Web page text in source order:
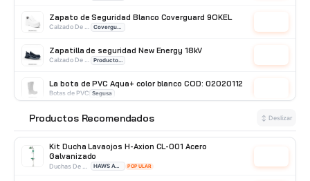
Zapato de Seguridad Blanco Coverguard 9OKEL
Zapatilla de seguridad New Energy 18kV
La bota de PVC Aqua+ color blanco COD: 02020112
Botas de PVC Segusa
Botín road antiestático, puntera y plantilla de
acero GX
Botín Punta de Acero GX
Productos Recomendados ↕ Deslizar
Kit Ducha Lavaojos H-Axion CL-001 Acero
Galvanizado
HAWS AVLIS POPULAR